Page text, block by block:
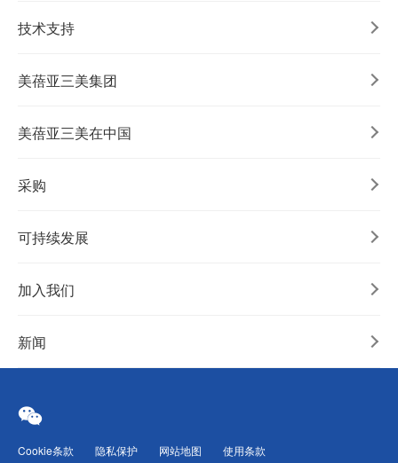
技术支持
美蓓亚三美集团
美蓓亚三美在中国
采购
可持续发展
加入我们
新闻
Cookie条款 隐私保护 网站地图 使用条款